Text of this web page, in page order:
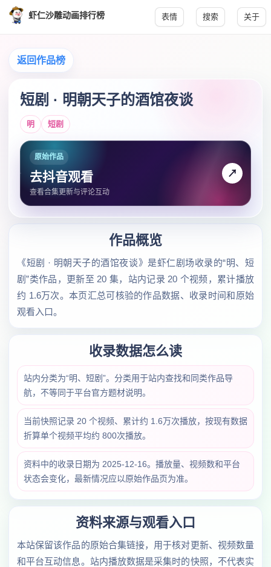
虾仁沙雕动画排行榜 表情 搜索 关于
返回作品榜
短剧 · 明朝天子的酒馆夜谈
明 短剧
原始作品
去抖音观看
查看合集更新与评论互动
↗
作品概览
《短剧 · 明朝天子的酒馆夜谈》是虾仁剧场收录的“明、短
剧”类作品，更新至 20 集，站内记录 20 个视频，累计播放
约 1.6万次。本页汇总可核验的作品数据、收录时间和原始
观看入口。
收录数据怎么读
站内分类为“明、短剧”。分类用于站内查找和同类作品导
航，不等同于平台官方题材说明。
当前快照记录 20 个视频、累计约 1.6万次播放，按现有数据
折算单个视频平均约 800次播放。
资料中的收录日期为 2025-12-16。播放量、视频数和平台
状态会变化，最新情况应以原始作品页为准。
资料来源与观看入口
本站保留该作品的原始合集链接，用于核对更新、视频数量
和平台互动信息。站内播放数据是采集时的快照，不代表实